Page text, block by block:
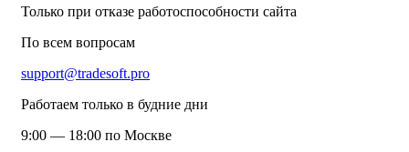
Только при отказе работоспособности сайта
По всем вопросам
support@tradesoft.pro
Работаем только в будние дни
9:00 — 18:00 по Москве